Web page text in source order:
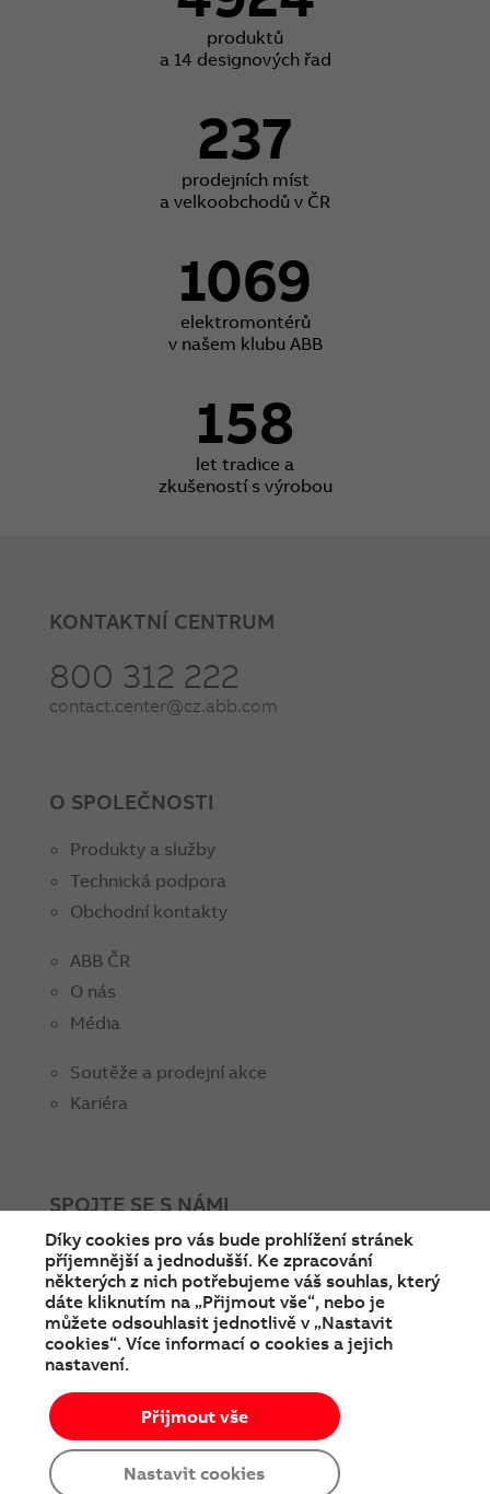
produktů
a 14 designových řad
237
prodejních míst
a velkoobchodů v ČR
1069
elektromontérů
v našem klubu ABB
158
let tradice a
zkušeností s výrobou
Víte, že u nás můžete nakoupit
jako v e-shopu?
Vyzkoušejte to!
KONTAKTNÍ CENTRUM
800 312 222
contact.center@cz.abb.com
O SPOLEČNOSTI
Produkty a služby
Technická podpora
Obchodní kontakty
ABB ČR
O nás
Média
Soutěže a prodejní akce
Kariéra
SPOJTE SE S NÁMI
facebookinstagramLinkedintwitteryoutube
© Copyright 2026 ABB
Podmínky používání
Cookies a ochrana soukromí
Díky cookies pro vás bude prohlížení stránek
příjemnější a jednodušší. Ke zpracování
některých z nich potřebujeme váš souhlas, který
dáte kliknutím na „Přijmout vše“, nebo je
můžete odsouhlasit jednotlivě v „Nastavit
cookies“. Více informací o cookies a jejich
nastavení.
Nastavit cookies
Přijmout vše